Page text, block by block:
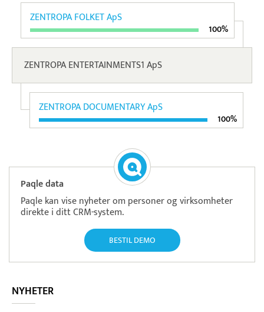
ZENTROPA FOLKET ApS
100%
ZENTROPA ENTERTAINMENTS1 ApS
ZENTROPA DOCUMENTARY ApS
100%
Paqle data
Paqle kan vise nyheter om personer og virksomheter
direkte i ditt CRM-system.
BESTIL DEMO
NYHETER